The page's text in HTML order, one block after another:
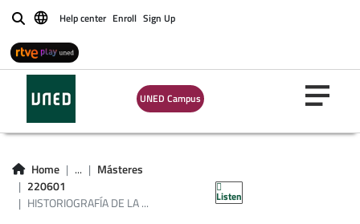
BuscarHelp center Enroll Sign Up
UNED Campus
Home ...
Másteres
220601
HISTORIOGRAFÍA DE LA ...
Listen
HISTORIOGRAFÍA DE
LA PSICOLOGÍA:
PERSPECTIVAS Y
TÉCNICAS DE
INVESTIGACIÓN